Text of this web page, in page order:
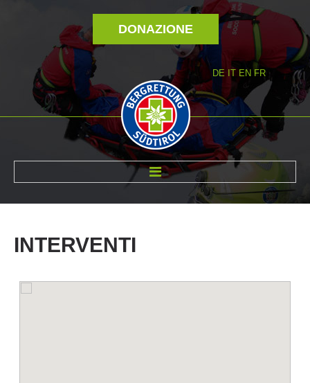
DONAZIONE
DE IT EN FR
INTERVENTI